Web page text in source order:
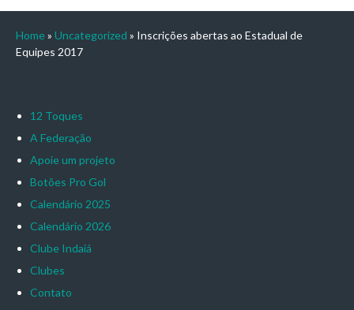
Home » Uncategorized » Inscrições abertas ao Estadual de
Equipes 2017
12 Toques
A Federação
Apoie um projeto
Botões Pro Gol
Calendário 2025
Calendário 2026
Clube Indaiá
Clubes
Contato